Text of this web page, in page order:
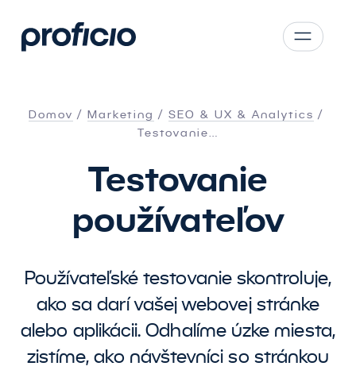
PL
Domov Marketing SEO & UX & Analytics
Testovanie…
Testovanie
používateľov
Používateľské testovanie skontroluje,
ako sa darí vašej webovej stránke
alebo aplikácii. Odhalíme úzke miesta,
zistíme, ako návštevníci so stránkou